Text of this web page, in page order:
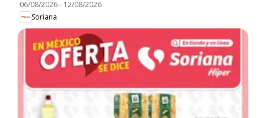
06/08/2026- 12/08/2026
Soriana